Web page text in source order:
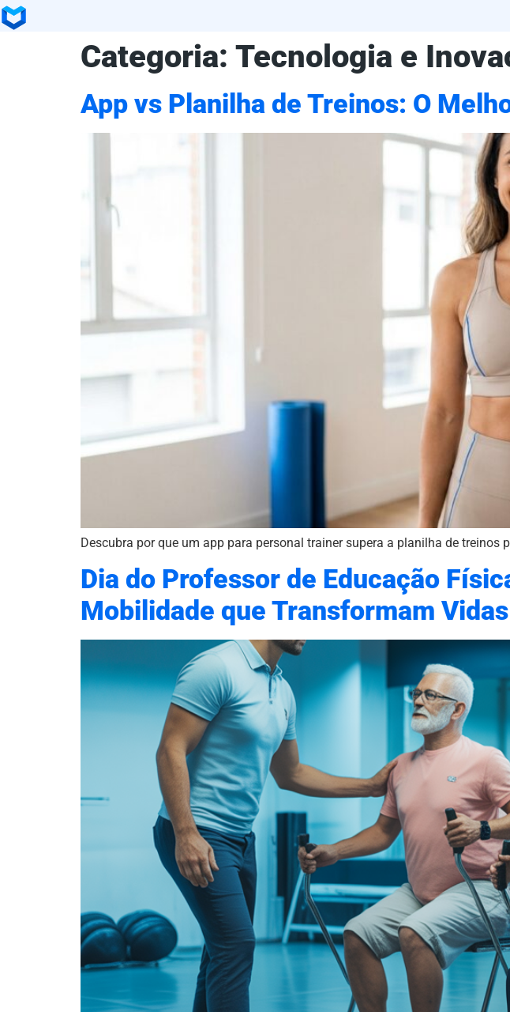
Categoria: Tecnologia e
App vs Planilha de Treinos: O
Descubra por que um app para personal trainer supera a planilha de
Dia do Professor de Educação
Mobilidade que Transformam Vidas